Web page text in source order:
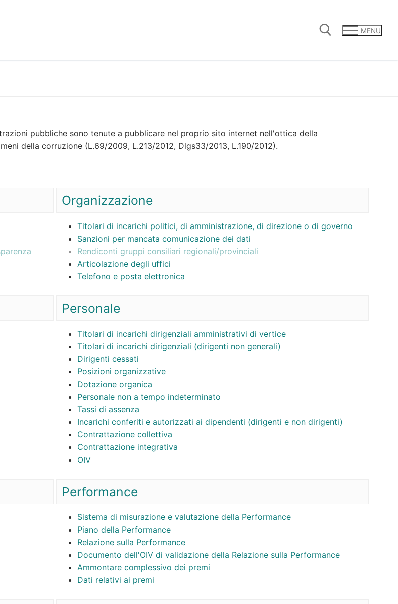
MENU
pubbliche sono tenute a pubblicare nel proprio sito internet nell'ottica della
della corruzione (L.69/2009, L.213/2012, Dlgs33/2013, L.190/2012).
Organizzazione
Titolari di incarichi politici, di amministrazione, di direzione o di governo
Sanzioni per mancata comunicazione dei dati
Rendiconti gruppi consiliari regionali/provinciali
Articolazione degli uffici
Telefono e posta elettronica
Personale
Titolari di incarichi dirigenziali amministrativi di vertice
Titolari di incarichi dirigenziali (dirigenti non generali)
Dirigenti cessati
Posizioni organizzative
Dotazione organica
Personale non a tempo indeterminato
Tassi di assenza
Incarichi conferiti e autorizzati ai dipendenti (dirigenti e non dirigenti)
Contrattazione collettiva
Contrattazione integrativa
OIV
Performance
Sistema di misurazione e valutazione della Performance
Piano della Performance
Relazione sulla Performance
Documento dell'OIV di validazione della Relazione sulla Performance
Ammontare complessivo dei premi
Dati relativi ai premi